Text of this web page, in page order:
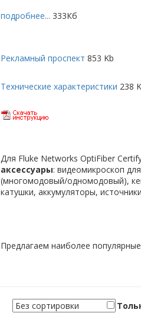
подробнее... 333Кб
Рекламный проспект 853 Kb
Технические характеристики 238
Для Fluke Networks OptiFiber
аксессуары: видеомикроскоп
(многомодовый/одномодовый),
катушки, аккумуляторы,
Предлагаем наиболее